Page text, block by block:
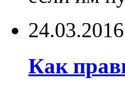
24.03.2016
Как